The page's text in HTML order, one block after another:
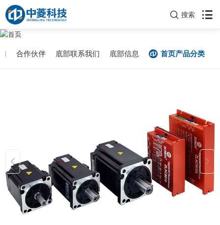
搜索
首页
合作伙伴 底部联系我们 底部信息 首页产品分类